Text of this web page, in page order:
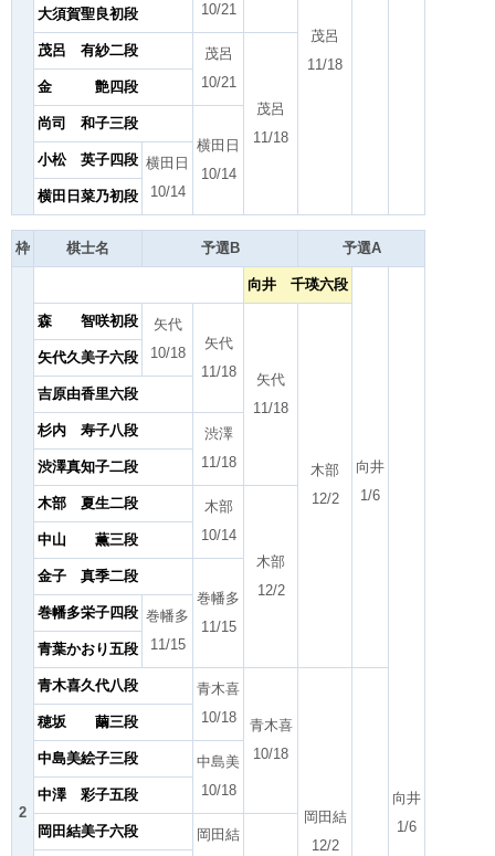
茂呂
11/18
10/21
大須賀聖良初段
茂呂 有紗二段
茂呂
10/21
茂呂
11/18
金 艶四段
尚司 和子三段
横田日
10/14
小松 英子四段 横田日
10/14
横田日菜乃初段
枠 棋士名 予選B 予選A
2
向井 千瑛六段
向井
1/6
向井
1/6
森 智咲初段
矢代
10/18
矢代
11/18
矢代
11/18
木部
12/2
矢代久美子六段
吉原由香里六段
杉内 寿子八段
渋澤
11/18
渋澤真知子二段
木部 夏生二段
木部
10/14
木部
12/2
中山 薫三段
金子 真季二段
巻幡多
11/15
巻幡多栄子四段 巻幡多
11/15
青葉かおり五段
青木喜久代八段
青木喜
10/18
青木喜
10/18
岡田結
12/2
穂坂 繭三段
中島美絵子三段
中島美
10/18
中澤 彩子五段
岡田結美子六段
岡田結